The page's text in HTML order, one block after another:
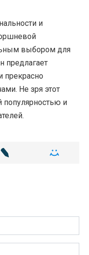
и
выбором для
предлагает
прекрасно
Не зря этот
популярностью и